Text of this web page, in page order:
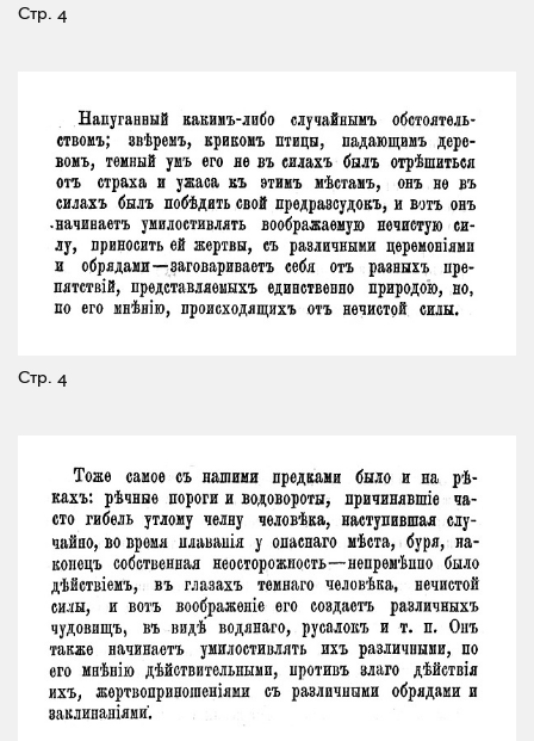
Стр. 4
Стр. 4